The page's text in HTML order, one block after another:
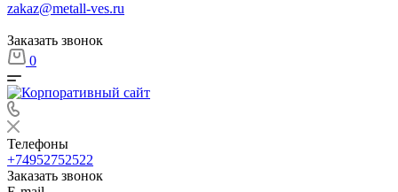
zakaz@metall-ves.ru
Заказать звонок
0
Телефоны
+74952752522
Заказать звонок